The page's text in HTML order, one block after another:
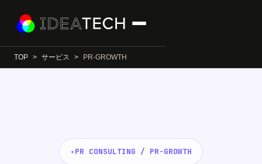
TOP サービス PR-GROWTH
✦PR CONSULTING / PR-GROWTH